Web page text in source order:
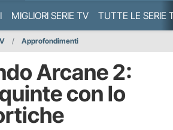
MIGLIORI SERIE TV TUTTE LE SERIE
Approfondimenti
Arcane 2:
con lo